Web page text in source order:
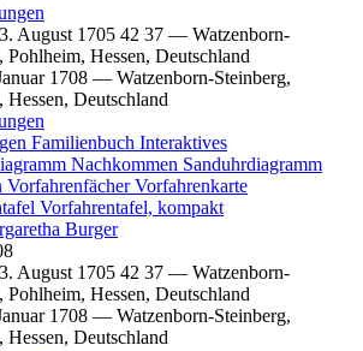
August 1705 42 37 — Watzenborn-
Pohlheim, Hessen, Deutschland
1708 — Watzenborn-Steinberg,
Hessen, Deutschland
Familienbuch Interaktives
Nachkommen Sanduhrdiagramm
VorfahrenfächerVorfahrenkarte
Vorfahrentafel, kompakt
Burger
August 1705 42 37 — Watzenborn-
Pohlheim, Hessen, Deutschland
1708 — Watzenborn-Steinberg,
Hessen, Deutschland